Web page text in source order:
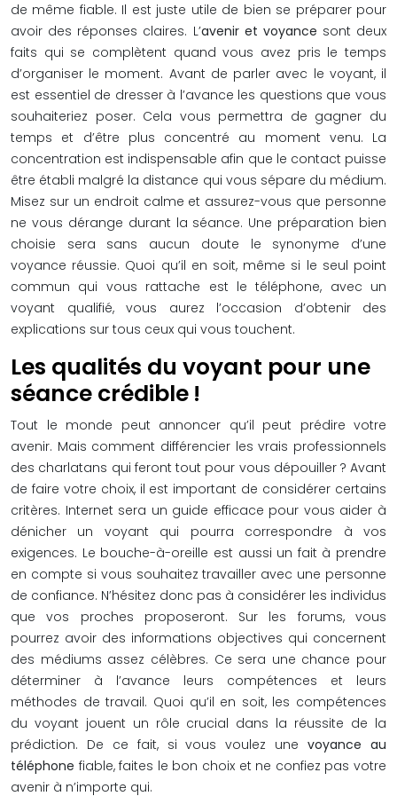
de même fiable. Il est juste utile de bien se préparer pour
avoir des réponses claires. L’avenir et voyance sont deux
faits qui se complètent quand vous avez pris le temps
d’organiser le moment. Avant de parler avec le voyant, il
est essentiel de dresser à l’avance les questions que vous
souhaiteriez poser. Cela vous permettra de gagner du
temps et d’être plus concentré au moment venu. La
concentration est indispensable afin que le contact puisse
être établi malgré la distance qui vous sépare du médium.
Misez sur un endroit calme et assurez-vous que personne
ne vous dérange durant la séance. Une préparation bien
choisie sera sans aucun doute le synonyme d’une
voyance réussie. Quoi qu’il en soit, même si le seul point
commun qui vous rattache est le téléphone, avec un
voyant qualifié, vous aurez l’occasion d’obtenir des
explications sur tous ceux qui vous touchent.
Les qualités du voyant pour une
séance crédible !
Tout le monde peut annoncer qu’il peut prédire votre
avenir. Mais comment différencier les vrais professionnels
des charlatans qui feront tout pour vous dépouiller ? Avant
de faire votre choix, il est important de considérer certains
critères. Internet sera un guide efficace pour vous aider à
dénicher un voyant qui pourra correspondre à vos
exigences. Le bouche-à-oreille est aussi un fait à prendre
en compte si vous souhaitez travailler avec une personne
de confiance. N’hésitez donc pas à considérer les individus
que vos proches proposeront. Sur les forums, vous
pourrez avoir des informations objectives qui concernent
des médiums assez célèbres. Ce sera une chance pour
déterminer à l’avance leurs compétences et leurs
méthodes de travail. Quoi qu’il en soit, les compétences
du voyant jouent un rôle crucial dans la réussite de la
prédiction. De ce fait, si vous voulez unevoyance au
téléphone fiable, faites le bon choix et ne confiez pas votre
avenir à n’importe qui.